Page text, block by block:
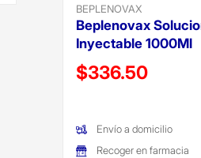
BEPLENOVAX
Beplenovax
Inyectable 1000Ml
Precio reducido de
$336.50
Envío a domicilio
Recoger en farmacia